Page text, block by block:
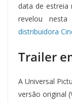
data de estreia
revelou
distribuidora
Trailer
A Universal
versão original